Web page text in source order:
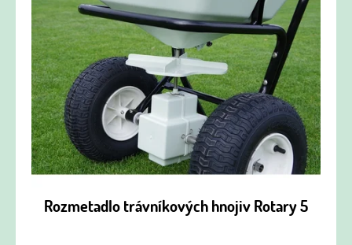
Rozmetadlo trávníkových hnojiv Rotary 5